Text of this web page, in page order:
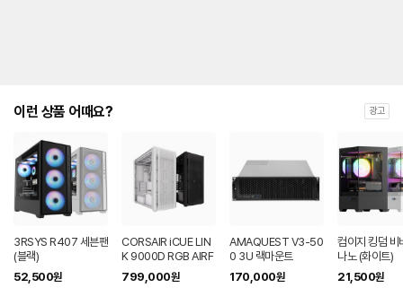
이런 상품 어때요? 광고
3RSYS R407 세븐팬
(블랙)
52,500원
CORSAIR iCUE LIN
K 9000D RGB AIRF
LOW (블랙)
799,000원
AMAQUEST V3-50
0 3U 랙마운트
170,000원
컴이지 킹덤 비
나노 (화이트)
21,500원